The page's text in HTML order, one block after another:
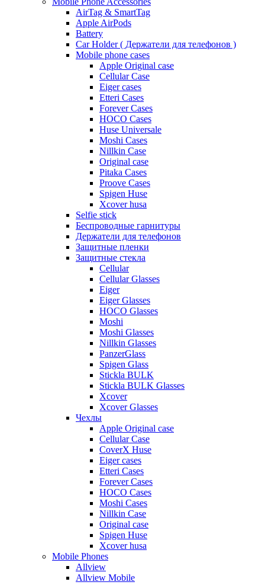
AirTag & SmartTag
Apple AirPods
Battery
Car Holder ( Держатели для телефонов )
Mobile phone cases
Apple Original case
Cellular Case
Eiger cases
Etteri Cases
Forever Cases
HOCO Cases
Huse Universale
Moshi Cases
Nillkin Case
Original case
Pitaka Cases
Proove Cases
Spigen Huse
Xcover husa
Selfie stick
Беспроводные гарнитуры
Держатели для телефонов
Защитные пленки
Защитные стекла
Cellular
Cellular Glasses
Eiger
Eiger Glasses
HOCO Glasses
Moshi
Moshi Glasses
Nillkin Glasses
PanzerGlass
Spigen Glass
Stickla BULK
Stickla BULK Glasses
Xcover
Xcover Glasses
Чехлы
Apple Original case
Cellular Case
CoverX Huse
Eiger cases
Etteri Cases
Forever Cases
HOCO Cases
Moshi Cases
Nillkin Case
Original case
Spigen Huse
Xcover husa
Mobile Phones
Allview
Allview Mobile